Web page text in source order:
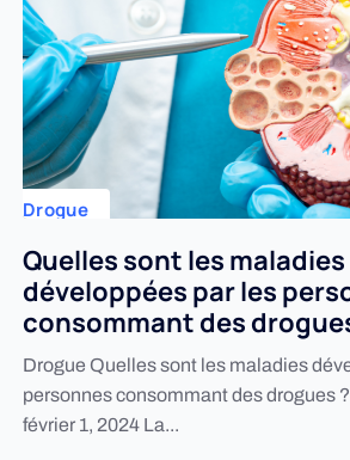
Drogue
Quelles sont les maladies
développées par les
consommant des
Drogue Quelles sont les maladies
personnes consommant des drogues
février 1, 2024 La...